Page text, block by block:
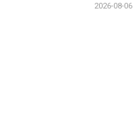
2026-08-06